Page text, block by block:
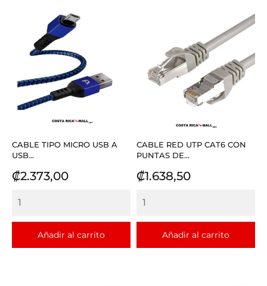
CABLE TIPO MICRO USB A
USB...
Precio
₡2.373,00
Añadir al carrito
CABLE RED UTP CAT6 CON
PUNTAS DE...
Precio
₡1.638,50
Añadir al carrito